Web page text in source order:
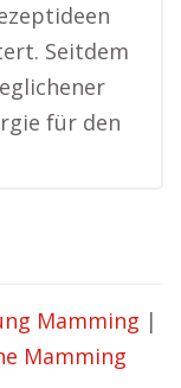
Seitdem
für den
Mamming |
Mamming